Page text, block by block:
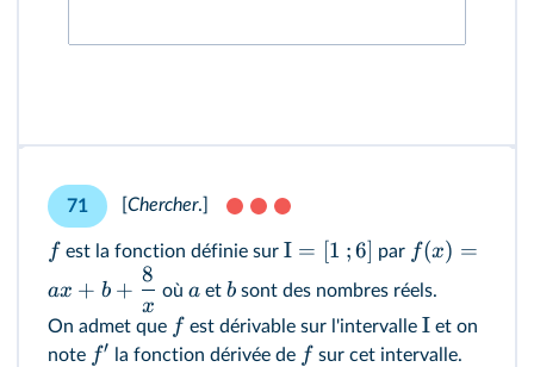
71 Chercher.]
f est la fonction définie sur I = [1 ;6] par f(x) =
ax + b +
x
8
où aet bsont des nombres réels.
On admet que f est dérivable sur l'intervalle I et on
note f′ la fonction dérivée de f sur cet intervalle.